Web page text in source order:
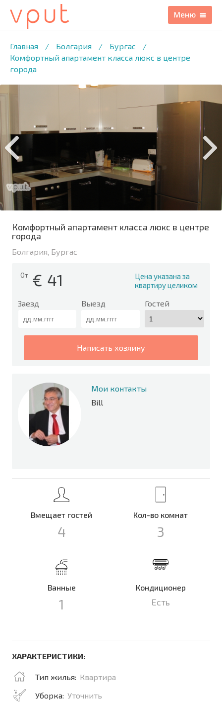
Главная / Болгария / Бургас
/
Комфортный апартамент класса люкс в центре
города
/10 ФОТО
Комфортный апартамент класса люкс в центре
города
Болгария, Бургас
От € 41
Цена указана за
квартиру целиком
Заезд Выезд Гостей
написать хозяину
Мои контакты
Bill
Вмещает гостей
4
Кол-во комнат
3
Ванные
1
Кондиционер
Есть
ХАРАКТЕРИСТИКИ:
Тип жилья: Квартира
Уборка: Уточнить